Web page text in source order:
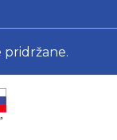
pridržane.